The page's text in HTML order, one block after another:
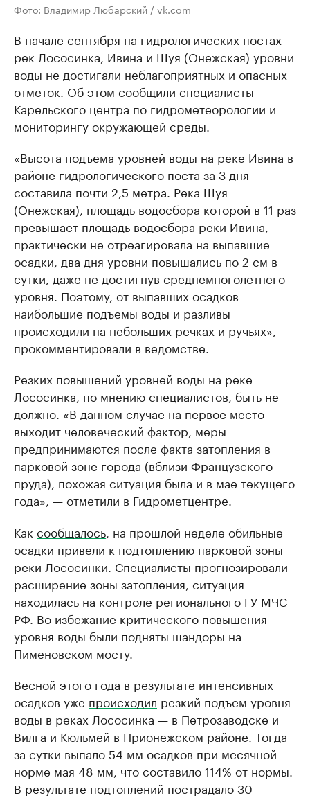
Фото: Владимир Любарский / vk.com
В начале сентября на гидрологических постах
рек Лососинка, Ивина и Шуя (Онежская) уровни
воды не достигали неблагоприятных и опасных
отметок. Об этом сообщили специалисты
Карельского центра по гидрометеорологии и
мониторингу окружающей среды.
«Высота подъема уровней воды на реке Ивина в
районе гидрологического поста за 3 дня
составила почти 2,5 метра. Река Шуя
(Онежская), площадь водосбора которой в 11 раз
превышает площадь водосбора реки Ивина,
практически не отреагировала на выпавшие
осадки, два дня уровни повышались по 2 см в
сутки, даже не достигнув среднемноголетнего
уровня. Поэтому, от выпавших осадков
наибольшие подъемы воды и разливы
происходили на небольших речках и ручьях», —
прокомментировали в ведомстве.
Резких повышений уровней воды на реке
Лососинка, по мнению специалистов, быть не
должно. «В данном случае на первое место
выходит человеческий фактор, меры
предпринимаются после факта затопления в
парковой зоне города (вблизи Французского
пруда), похожая ситуация была и в мае текущего
года», — отметили в Гидрометцентре.
Как сообщалось, на прошлой неделе обильные
осадки привели к подтоплению парковой зоны
реки Лососинки. Специалисты прогнозировали
расширение зоны затопления, ситуация
находилась на контроле регионального ГУ МЧС
РФ. Во избежание критического повышения
уровня воды были подняты шандоры на
Пименовском мосту.
Весной этого года в результате интенсивных
осадков уже происходил резкий подъем уровня
воды в реках Лососинка — в Петрозаводске и
Вилга и Кюльмей в Прионежском районе. Тогда
за сутки выпало 54 мм осадков при месячной
норме мая 48 мм, что составило 114% от нормы.
В результате подтоплений пострадало 30